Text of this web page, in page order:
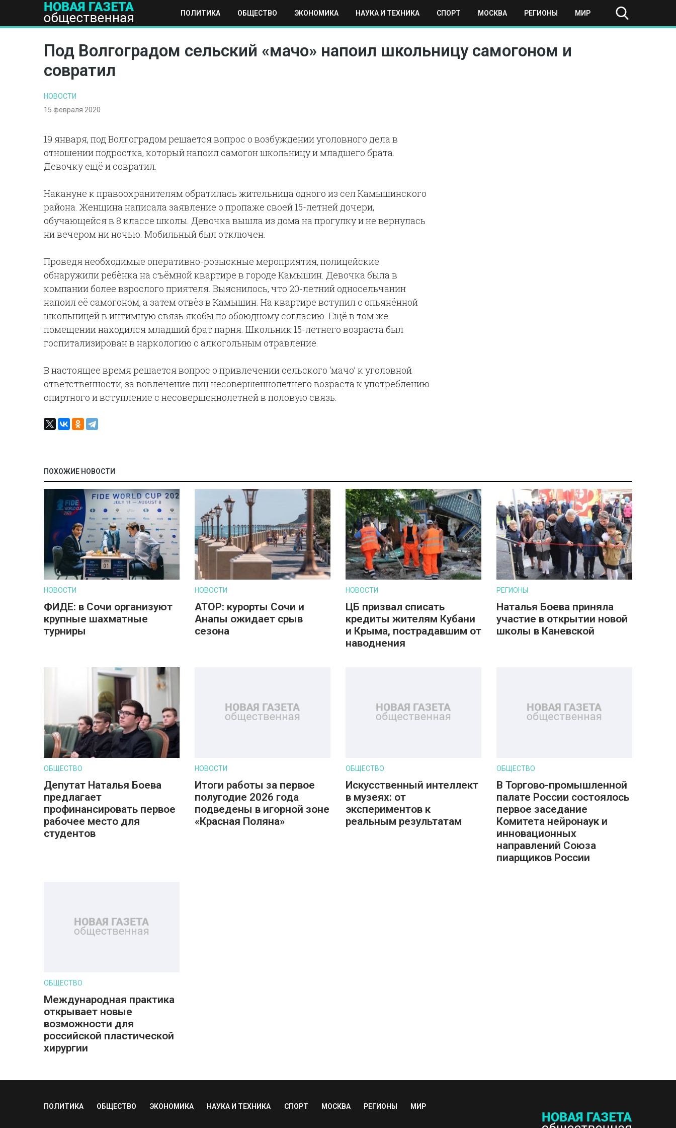
ПОЛИТИКА ОБЩЕСТВО ЭКОНОМИКА НАУКА И ТЕХНИКА СПОРТ МОСКВА РЕГИОНЫ МИР
ПОЛИТИКА ОБЩЕСТВО ЭКОНОМИКА НАУКА И ТЕХНИКА СПОРТ МОСКВА РЕГИОНЫ МИР
Под Волгоградом сельский «мачо» напоил школьницу самогоном и
совратил
НОВОСТИ
15 февраля 2020
19 января, под Волгоградом решается вопрос о возбуждении уголовного дела в
отношении подростка, который напоил самогон школьницу и младшего брата.
Девочку ещё и совратил.
Накануне к правоохранителям обратилась жительница одного из сел Камышинского
района. Женщина написала заявление о пропаже своей 15-летней дочери,
обучающейся в 8 классе школы. Девочка вышла из дома на прогулку и не вернулась
ни вечером ни ночью. Мобильный был отключен.
Проведя необходимые оперативно-розыскные мероприятия, полицейские
обнаружили ребёнка на съёмной квартире в городе Камышин. Девочка была в
компании более взрослого приятеля. Выяснилось, что 20-летний односельчанин
напоил её самогоном, а затем отвёз в Камышин. На квартире вступил с опьянённой
школьницей в интимную связь якобы по обоюдному согласию. Ещё в том же
помещении находился младший брат парня. Школьник 15-летнего возраста был
госпитализирован в наркологию с алкогольным отравление.
В настоящее время решается вопрос о привлечении сельского ‘мачо’ к уголовной
ответственности, за вовлечение лиц несовершеннолетнего возраста к употреблению
спиртного и вступление с несовершеннолетней в половую связь.
ПОХОЖИЕ НОВОСТИ
НОВОСТИ
ФИДЕ: в Сочи организуют
крупные шахматные
турниры
НОВОСТИ
АТОР: курорты Сочи и
Анапы ожидает срыв
сезона
НОВОСТИ
ЦБ призвал списать
кредиты жителям Кубани
и Крыма, пострадавшим от
наводнения
РЕГИОНЫ
Наталья Боева приняла
участие в открытии новой
школы в Каневской
ОБЩЕСТВО
Депутат Наталья Боева
предлагает
профинансировать первое
рабочее место для
студентов
НОВОСТИ
Итоги работы за первое
полугодие 2026 года
подведены в игорной зоне
«Красная Поляна»
ОБЩЕСТВО
Искусственный интеллект
в музеях: от
экспериментов к
реальным результатам
ОБЩЕСТВО
В Торгово-промышленной
палате России состоялось
первое заседание
Комитета нейронаук и
инновационных
направлений Союза
пиарщиков России
ОБЩЕСТВО
Международная практика
открывает новые
возможности для
российской пластической
хирургии
ПОЛИТИКА ОБЩЕСТВО ЭКОНОМИКА НАУКА И ТЕХНИКА СПОРТ МОСКВА РЕГИОНЫ МИР